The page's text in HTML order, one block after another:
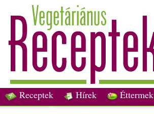
Receptek Hírek Éttermek